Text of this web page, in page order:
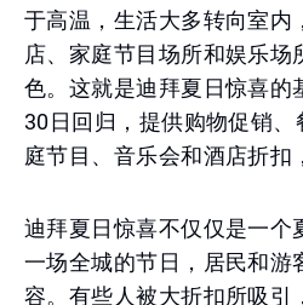
于高温，生活大多转向室内
店、家庭节目场所和娱乐场
色。这就是迪拜夏日惊喜的
30日回归，提供购物促销
庭节目、音乐会和酒店折扣
迪拜夏日惊喜不仅仅是一个
一场全城的节日，居民和游
容。有些人被大折扣所吸引